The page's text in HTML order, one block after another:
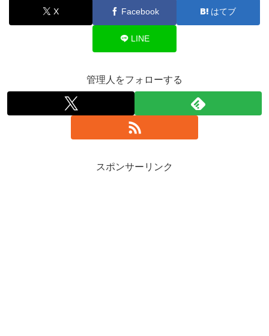
X Facebook はてブ
LINE
管理人をフォローする
スポンサーリンク